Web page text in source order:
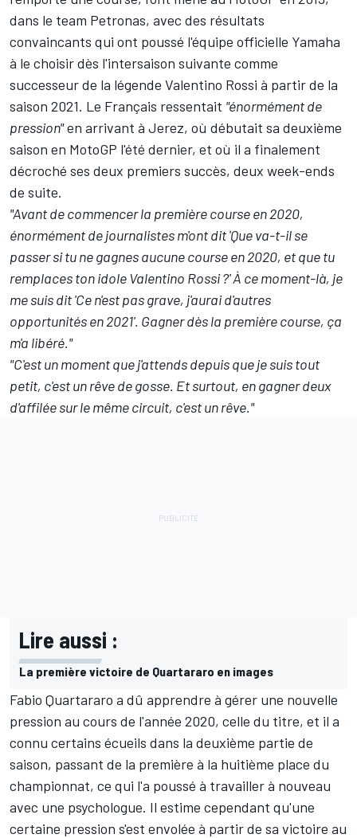
dans le team Petronas, avec des résultats
convaincants qui ont poussé l'équipe officielle Yamaha
à le choisir dès l'intersaison suivante comme
successeur de la légende Valentino Rossi à partir de la
saison 2021. Le Français ressentait "énormément de
pression"en arrivant à Jerez, où débutait sa deuxième
saison en MotoGP l'été dernier, et où il a finalement
décroché ses deux premiers succès, deux week-ends
de suite.
"Avant de commencer la première course en 2020,
énormément de journalistes m'ont dit 'Que va-t-il se
passer si tu ne gagnes aucune course en 2020, et que tu
remplaces ton idole Valentino Rossi ?' À ce moment-là, je
me suis dit 'Ce n'est pas grave, j'aurai d'autres
opportunités en 2021'. Gagner dès la première course, ça
m'a libéré."
"C'est un moment que j'attends depuis que je suis tout
petit, c'est un rêve de gosse. Et surtout, en gagner deux
d'affilée sur le même circuit, c'est un rêve."
Lire aussi :
La première victoire de Quartararo en images
Fabio Quartararo a dû apprendre à gérer une nouvelle
pression au cours de l'année 2020, celle du titre, et il a
connu certains écueils dans la deuxième partie de
saison, passant de la première à la huitième place du
championnat, ce qui l'a poussé à travailler à nouveau
avec une psychologue. Il estime cependant qu'une
certaine pression s'est envolée à partir de sa victoire au